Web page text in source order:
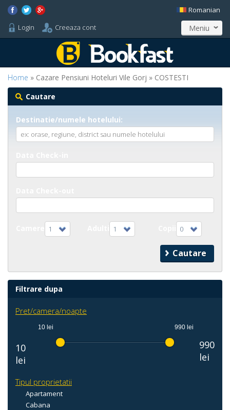
Login Creeaza cont
Romanian
Meniu
Home » Cazare Pensiuni Hoteluri Vile Gorj » COSTESTI
Cautare
Destinatie/numele hotelului:
1 1 0
Filtrare dupa
Pret/camera/noapte
10
lei
10 lei 990 lei
990
lei
Tipul proprietatii
Apartament
Cabana